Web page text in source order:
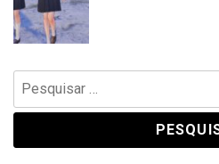
Pesquisar
por: